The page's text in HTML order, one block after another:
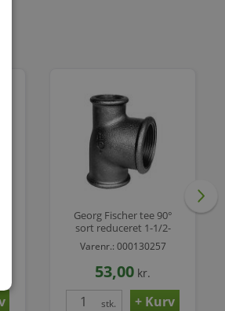
Georg Fischer tee 90°
sort reduceret 1-1/2-
1/2''
Varenr.: 000130257
53,00 kr.
stk.